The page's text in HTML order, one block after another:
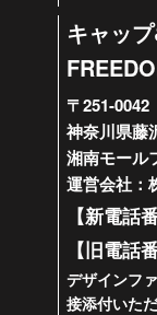
キャッ
〒251-0042
神奈川県藤
湘南モール
運営会社：
【新電話
【旧電話
デザインフ
接添付いた